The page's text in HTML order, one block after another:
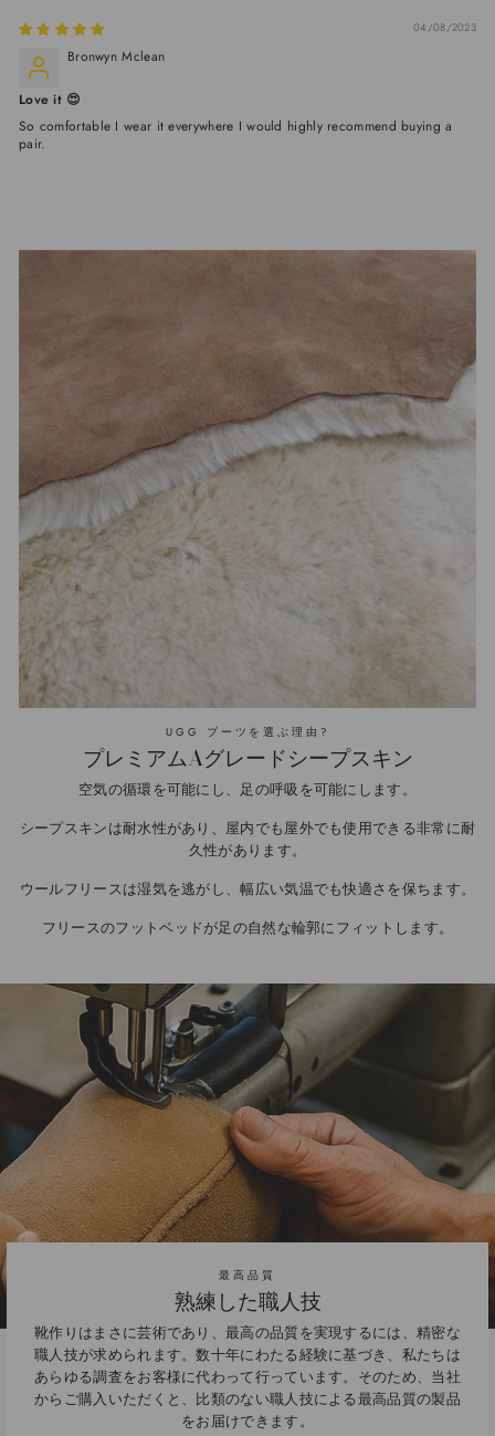
04/08/2023
Bronwyn Mclean
Love it 😍
So comfortable I wear it everywhere I would highly recommend buying a
pair.
UGG ブーツを選ぶ理由?
プレミアムAグレードシープスキン
空気の循環を可能にし、足の呼吸を可能にします。
シープスキンは耐水性があり、屋内でも屋外でも使用できる非常に耐
久性があります。
ウールフリースは湿気を逃がし、幅広い気温でも快適さを保ちます。
フリースのフットベッドが足の自然な輪郭にフィットします。
最高品質
熟練した職人技
靴作りはまさに芸術であり、最高の品質を実現するには、精密な
職人技が求められます。数十年にわたる経験に基づき、私たちは
あらゆる調査をお客様に代わって行っています。そのため、当社
からご購入いただくと、比類のない職人技による最高品質の製品
をお届けできます。